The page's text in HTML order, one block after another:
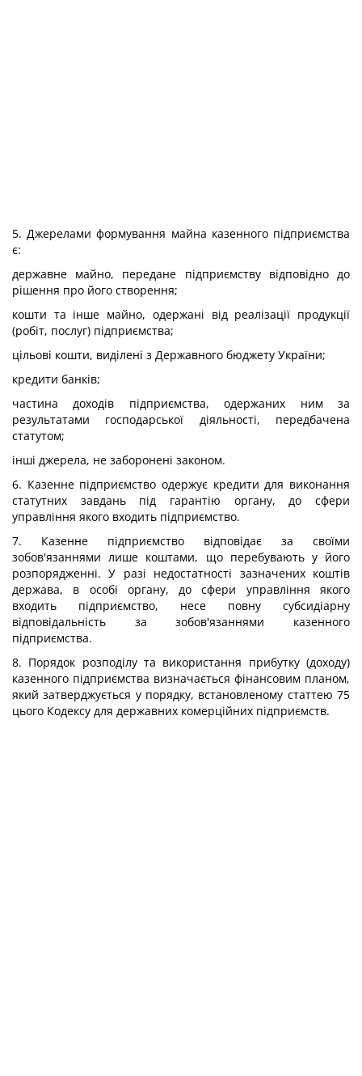
5. Джерелами формування майна казенного підприємства
є:
державне майно, передане підприємству відповідно до
рішення про його створення;
кошти та інше майно, одержані від реалізації продукції
(робіт, послуг) підприємства;
цільові кошти, виділені з Державного бюджету України;
кредити банків;
частина доходів підприємства, одержаних ним за
результатами господарської діяльності, передбачена
статутом;
інші джерела, не заборонені законом.
6. Казенне підприємство одержує кредити для виконання
статутних завдань під гарантію органу, до сфери
управління якого входить підприємство.
7. Казенне підприємство відповідає за своїми
зобов'язаннями лише коштами, що перебувають у його
розпорядженні. У разі недостатності зазначених коштів
держава, в особі органу, до сфери управління якого
входить підприємство, несе повну субсидіарну
відповідальність за зобов'язаннями казенного
підприємства.
8. Порядок розподілу та використання прибутку (доходу)
казенного підприємства визначається фінансовим планом,
який затверджується у порядку, встановленому статтею 75
цього Кодексу для державних комерційних підприємств.